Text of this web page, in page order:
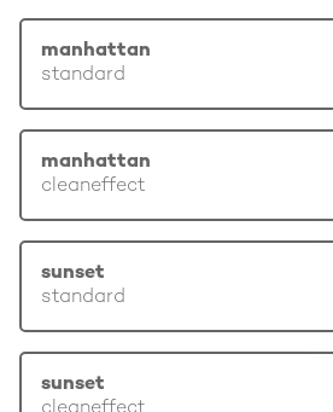
manhattan
standard
manhattan
cleaneffect
sunset
standard
sunset